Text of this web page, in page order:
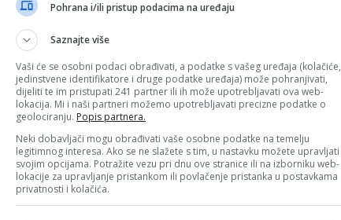
Revanš između dva tima igra se za sedam dana u Podgorici
FOTO/ ISPOŠTOVALI ZAHTJEVE UEFA-E
Grbavica spremna za Evropu: Stolice numerisane, VI...
Toaleti na sjevernoj i zapadnjoj tribini su modernizovani, a
postavljena je nova ograda iznad južne tribine, te je donja ograda
prefarbana. Videonadzor stadiona je premješten u kontrolnu sobu
EVROPSKA NOGOMETNA LIGA
Željezničar, Sarajevo i Široki saznali imena poten...
Pohrana i/ili pristup podacima na uređaju
Saznajte više
Vaši će se osobni podaci obrađivati, a podatke s vašeg uređaja (kolačiće,
jedinstvene identifikatore i druge podatke uređaja) može pohranjivati,
dijeliti te im pristupati 241 partner ili ih može upotrebljavati ova web-
lokacija. Mi i naši partneri možemo upotrebljavati precizne podatke o
geolociranju. Popis partnera.
Neki dobavljači mogu obrađivati vaše osobne podatke na temelju
legitimnog interesa. Ako se ne slažete s tim, u nastavku možete upravljati
svojim opcijama. Potražite vezu pri dnu ove stranice ili na izborniku web-
lokacije za upravljanje pristankom ili povlačenje pristanka u postavkama
privatnosti i kolačića.